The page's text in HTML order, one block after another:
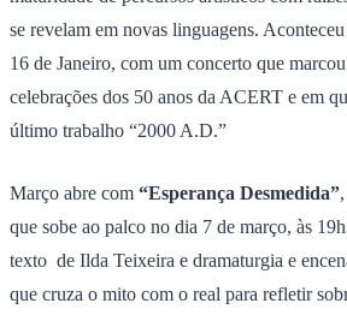
se revelam em novas linguagens.
16 de Janeiro, com um concerto que
celebrações dos 50 anos da ACERT e em
último trabalho “2000 A.D.”
Março abre com “Esperança Desmedida”
que sobe ao palco no dia 7 de março, às
texto de Ilda Teixeira e dramaturgia e
que cruza o mito com o real para refletir